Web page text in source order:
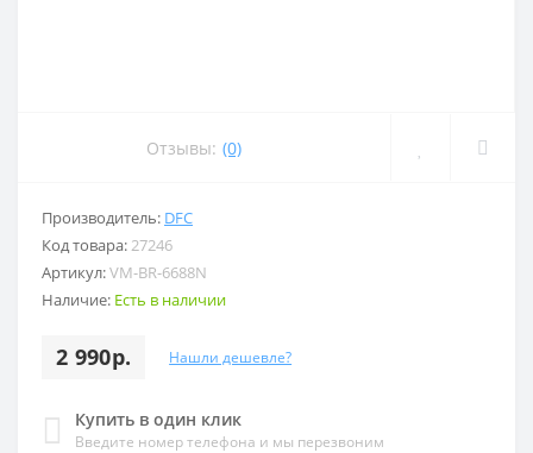
Отзывы: (0)
Производитель: DFC
Код товара:27246
Артикул:VM-BR-6688N
Наличие: Есть в наличии
2 990р. Нашли дешевле?
Купить в один клик
Введите номер телефона и мы перезвоним